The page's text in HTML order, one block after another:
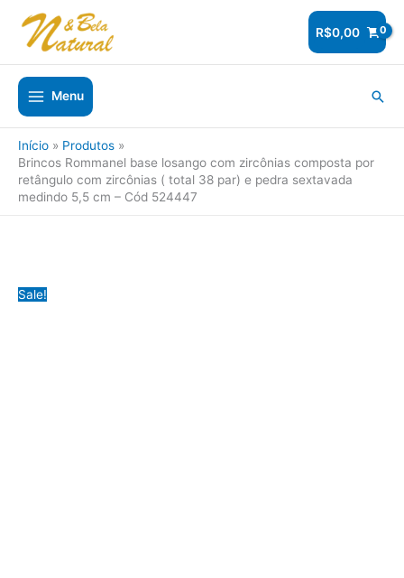
para
conteúdo
R$0,00
Menu
Início
Produtos
Brincos Rommanel base losango com zircônias composta por
retângulo com zircônias ( total 38 par) e pedra sextavada
medindo 5,5 cm – Cód 524447
Sale!